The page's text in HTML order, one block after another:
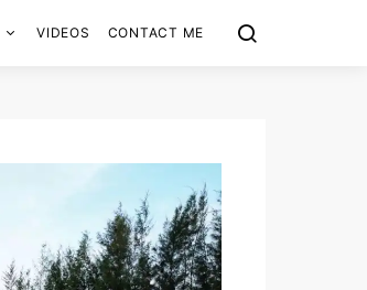
VIDEOS CONTACT ME